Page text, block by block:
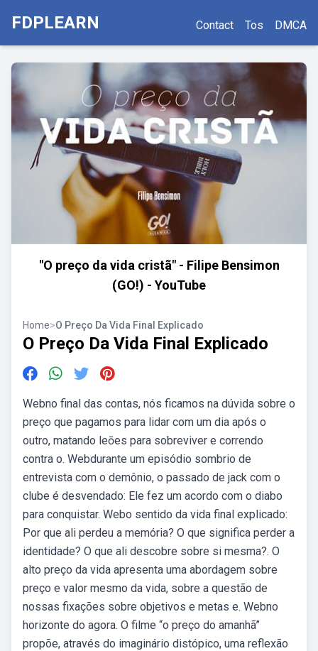
FDPLEARN Contact Tos DMCA
"O preço da vida cristã" - Filipe Bensimon
(GO!) - YouTube
Home>O Preço Da Vida Final Explicado
O Preço Da Vida Final Explicado
Webno final das contas, nós ficamos na dúvida sobre o
preço que pagamos para lidar com um dia após o
outro, matando leōes para sobreviver e correndo
contra o. Webdurante um episódio sombrio de
entrevista com o demônio, o passado de jack com o
clube é desvendado: Ele fez um acordo com o diabo
para conquistar. Webo sentido da vida final explicado:
Por que ali perdeu a memória? O que significa perder a
identidade? O que ali descobre sobre si mesma?. O
alto preço da vida apresenta uma abordagem sobre
preço e valor mesmo da vida, sobre a questão de
nossas fixações sobre objetivos e metas e. Webno
horizonte do agora. O filme “o preço do amanhã”
propõe, através do imaginário distópico, uma reflexão